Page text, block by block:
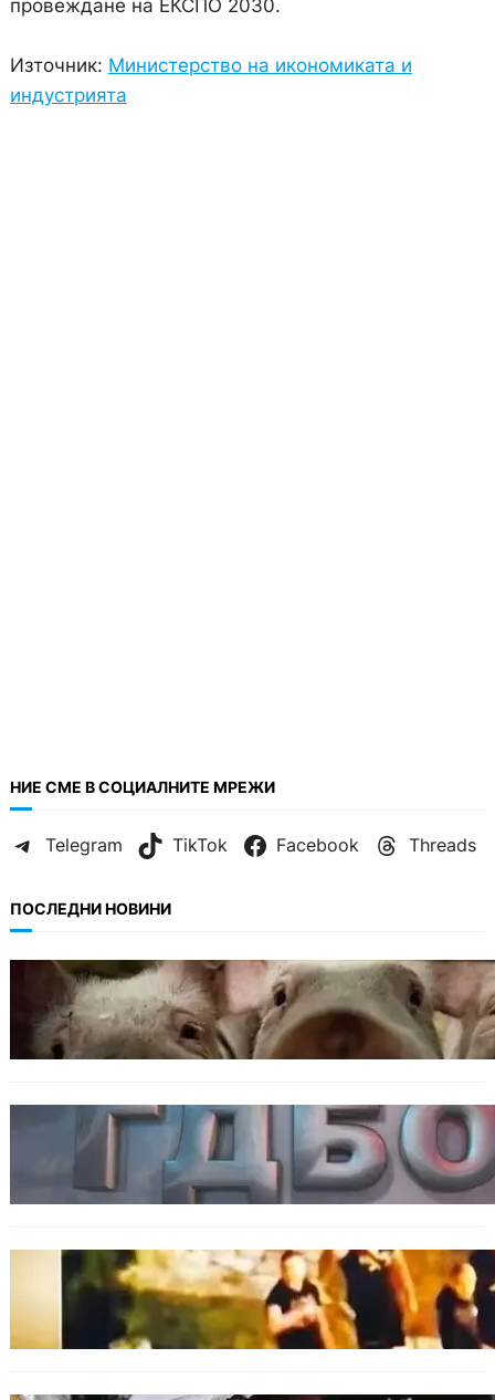
провеждане на ЕКСПО 2030.
Източник: Министерство на икономиката и
индустрията
НИЕ СМЕ В СОЦИАЛНИТЕ МРЕЖИ
Telegram TikTok Facebook Threads
ПОСЛЕДНИ НОВИНИ
БЪЛГАРИЯ
БАБХ регистрира огнище на африканска
чума по свинете в стопанство край Варна
БЪЛГАРИЯ
Наркобарон с мрежа от 14 нелегални
лаборатории е задържан у нас
ОБЩЕСТВО
Скандалът в Банско: Имало ли е
провокация от италианските младежи
преди нацистките нападки?